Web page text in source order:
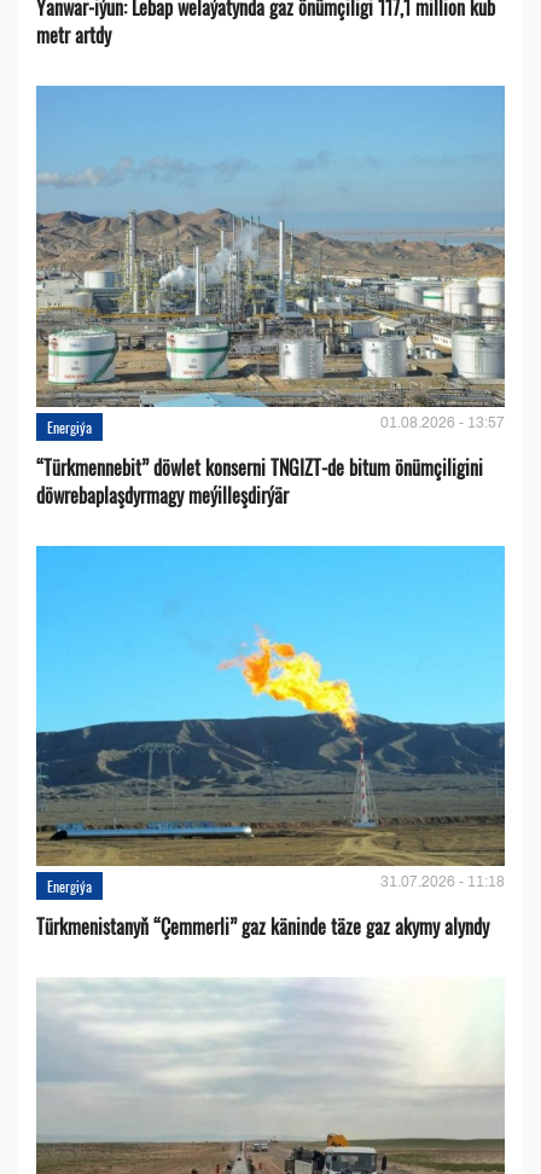
Ýanwar-iýun: Lebap welaýatynda gaz önümçiligi 117,1 million kub
metr artdy
Energiýa 01.08.2026 - 13:57
“Türkmennebit” döwlet konserni TNGIZT-de bitum önümçiligini
döwrebaplaşdyrmagy meýilleşdirýär
Energiýa 31.07.2026 - 11:18
Türkmenistanyň “Çemmerli” gaz käninde täze gaz akymy alyndy